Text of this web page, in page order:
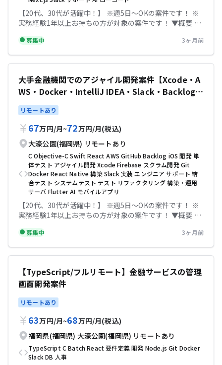
ドの割合は状況により変動しますが、フルスタックな対応
が求められます。 ▼条件等 出社：週3以上出社 場所：大濠
公園駅 精算幅：140h~180h 勤務時間：8:45〜17:45 【必
須スキル】 ・AI駆動開発の業務経験（Github Copilot、
Codex、Claude Codeなどでスキル・サブエージェントな
ど用いた開発） 【尚可スキル】 ・Github Copilotの利用
経験 ・Java(springboot), React(Typescript)経験 ・AWS
環境での開発経験 テックビズなら記帳代行無料！充実のサ
ポートで安心して参画していただけます！
【20代、30代が活躍中！】 ※週5日〜OKの案件です！ ※
実務経験1年以上お持ちの方が対象の案件です！ ▼概要 生
発 ローコードツールなども使う可能性もあるため、様々な
ことに挑戦してくれる方 ▼ツール
docker,git,slack,Backlog ▼開発環境 AWS,ECS,RDS ▼条
務時間：8：45－17：45 服装：私服 【必須スキル】
python 【尚可スキル】 ・React (+Next.jsなら尚可 ・
トで安心して参画していただけます！
募集中 3ヶ月前
大手金融機関でのアジャイル開発案件【Xcode・A
WS・Docker・IntelliJ IDEA・Slack・Backlog・
Strap/リモートあり】
リモートあり
67万円/月~72万円/月(税込)
大濠公園(福岡県) リモートあり
CObjective-CSwift React AWS GitHub Backlog iOS 開発 単
体テスト アジャイル開発XcodeFirebase スクラム開発Git
DockerReact Native構築Slack 実装 エンジニア サポート 結
合テスト システムテスト テスト リファクタリング 構築・運用
サーバ FlutterAI モバイルアプリ
【20代、30代が活躍中！】 ※週5日〜OKの案件です！ ※
実務経験1年以上お持ちの方が対象の案件です！ ▼概要 大
アプリ開発業務全般を担っていただきます。企画責任者や
開発チームメンバーと対話を通じて要求事項を詳細化し、
1～2週間ごとにリリースするスピード感で開発いただく予
が共同で1つのサービスを創り上げていきます。 ▼具体的
な業務内容 ・プロダクトバックログ（要求）の詳細化 ・
体テスト、結合テスト、システムテスト、画面テスト） ・
リファクタリング ・ソースコードレビュー ・顧客の声に
応じたプロダクト改善の企画 ▼開発環境 Xcode, AWS、
Docker、IntelliJ IDEA、Slack、Backlog、Strap 等 ▼そ
の他 最近はAI駆動開発（Github Copilotを利用）も推進し
ているため、そちらの経験を積むことも可能です。 ▼条件
募集中 3ヶ月前
【TypeScript/フルリモート】金融サービスの管理
画面開発案件
リモートあり
63万円/月~68万円/月(税込)
福岡県(福岡県) 大濠公園(福岡県) リモートあり
TypeScript CBatchReact 要件定義開発 Node.js Git Docker
Slack DB 人事